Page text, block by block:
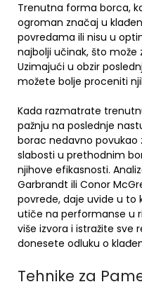
Trenutna forma borca,
ogroman značaj u
povredama ili nisu u
najbolji učinak, što
Uzimajući u obzir
možete bolje proceniti
Kada razmatrate
pažnju na poslednje
borac nedavno povukao
slabosti u prethodnim
njihove efikasnosti.
Garbrandt ili Conor
povrede, daje uvide u to
utiče na performanse u
više izvora i istražite sve
donesete odluku o
Tehnike za